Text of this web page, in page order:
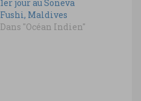
1er jour au Soneva
Fushi, Maldives
Dans "Océan Indien"